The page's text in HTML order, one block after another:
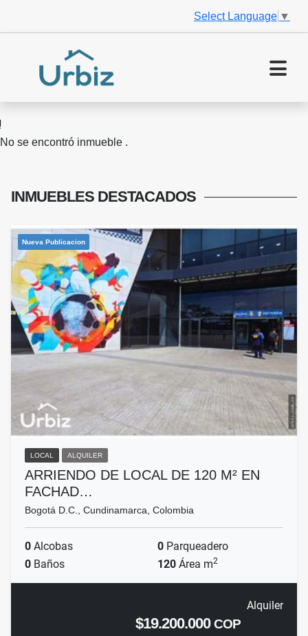
Select Language ▼
No se encontró inmueble .
INMUEBLES DESTACADOS
Nueva Publicacion
LOCAL ALQUILER
ARRIENDO DE LOCAL DE 120 M² EN
FACHAD…
Bogotá D.C., Cundinamarca, Colombia
0 Alcobas 0 Parqueadero
0 Baños 120 Área m2
Alquiler
$19.200.000COP